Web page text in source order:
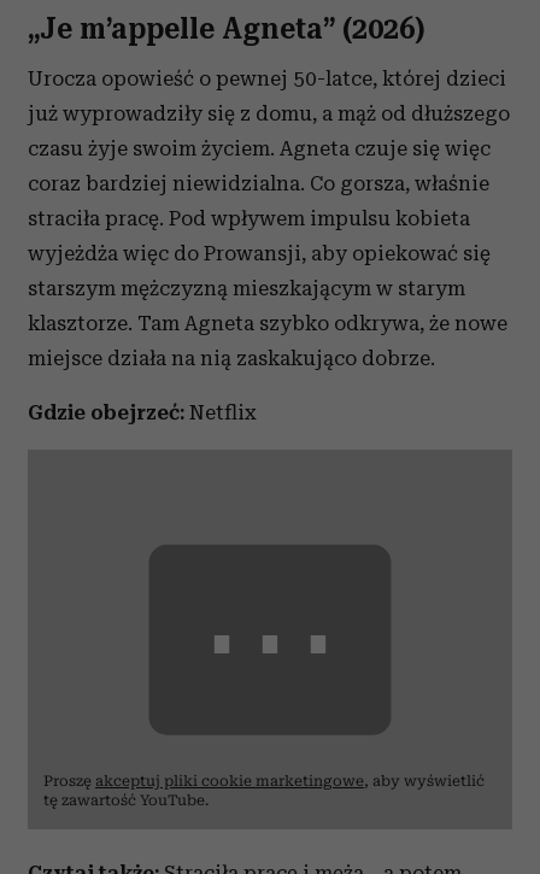
Partnerzy mogą połączyć te informacje z innymi danymi
korzystania z ich usług.
„Je m’appelle Agneta” (2026)
Urocza opowieść o pewnej 50-latce, której dzieci
już wyprowadziły się z domu, a mąż od dłuższego
czasu żyje swoim życiem. Agneta czuje się więc
coraz bardziej niewidzialna. Co gorsza, właśnie
straciła pracę. Pod wpływem impulsu kobieta
wyjeżdża więc do Prowansji, aby opiekować się
starszym mężczyzną mieszkającym w starym
klasztorze. Tam Agneta szybko odkrywa, że nowe
miejsce działa na nią zaskakująco dobrze.
Gdzie obejrzeć: Netflix
⋯
Proszę akceptuj pliki cookie marketingowe, aby wyświetlić
tę zawartość YouTube.